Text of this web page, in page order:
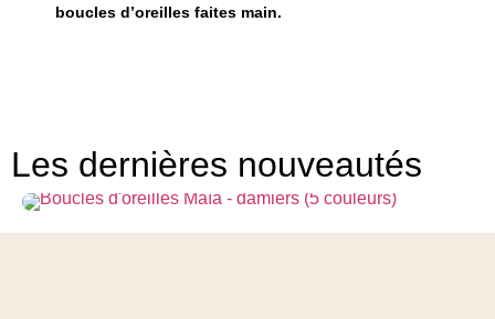
boucles d’oreilles faites main.
Les dernières nouveautés